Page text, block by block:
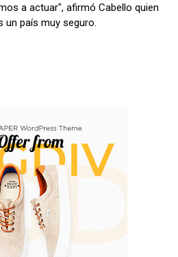
a actuar", afirmó Cabello quien
un país muy seguro.